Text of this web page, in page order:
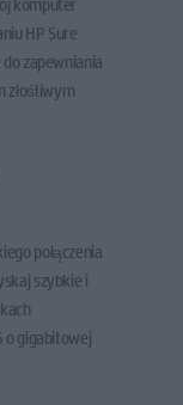
HP Sure
zapewniania
złośliwym
połączenia
szybkie i
o gigabitowej